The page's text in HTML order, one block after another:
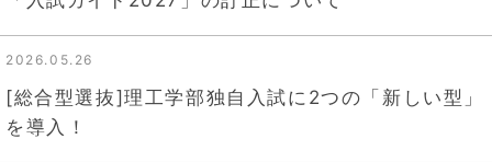
追手門学院大学について
キャンパスライフ
2026.05.26
[総合型選抜]理工学部独自入試に2つの「新しい型」
を導入！